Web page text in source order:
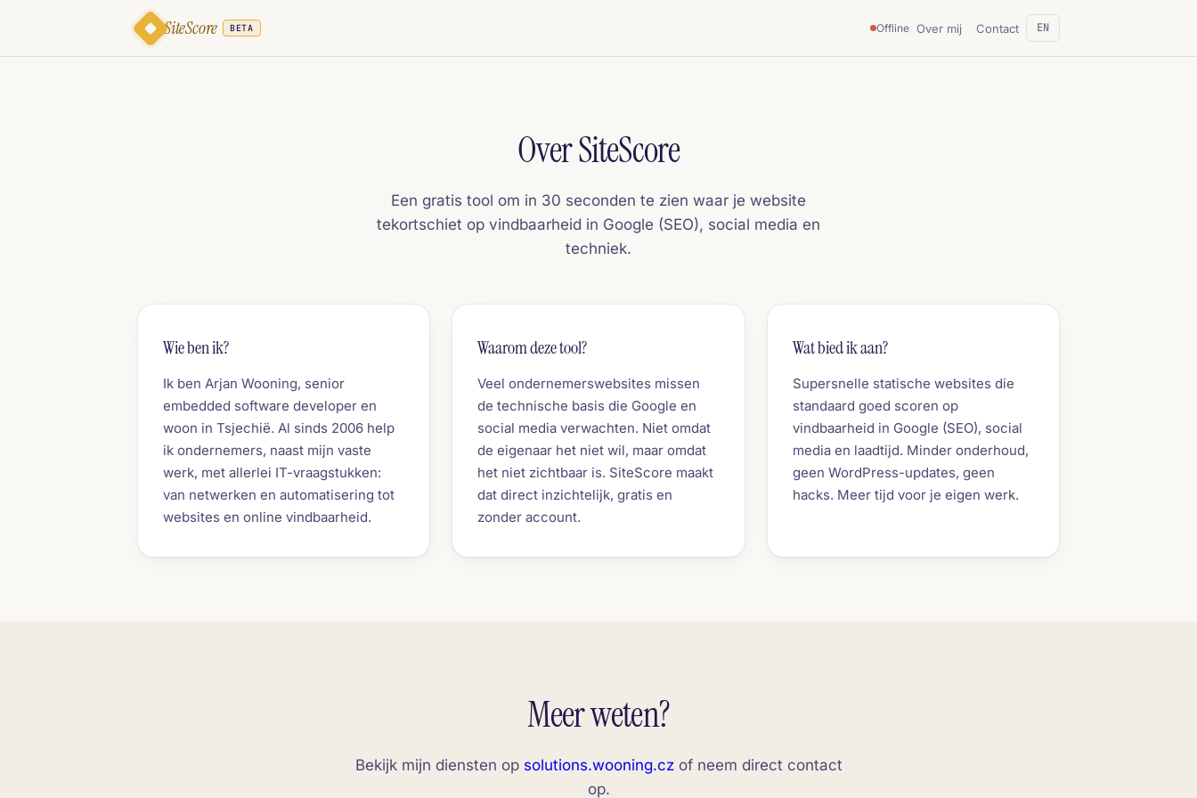
SiteScore BETA Offline Over mij Contact EN
Over SiteScore
Een gratis tool om in 30 seconden te zien waar je website
tekortschiet op vindbaarheid in Google (SEO), social media en
techniek.
Wie ben ik?
Ik ben Arjan Wooning, senior
embedded software developer en
woon in Tsjechië. Al sinds 2006 help
ik ondernemers, naast mijn vaste
werk, met allerlei IT-vraagstukken:
van netwerken en automatisering tot
websites en online vindbaarheid.
Waarom deze tool?
Veel ondernemerswebsites missen
de technische basis die Google en
social media verwachten. Niet omdat
de eigenaar het niet wil, maar omdat
het niet zichtbaar is. SiteScore maakt
dat direct inzichtelijk, gratis en
zonder account.
Wat bied ik aan?
Supersnelle statische websites die
standaard goed scoren op
vindbaarheid in Google (SEO), social
media en laadtijd. Minder onderhoud,
geen WordPress-updates, geen
hacks. Meer tijd voor je eigen werk.
Meer weten?
Bekijk mijn diensten op solutions.wooning.czof neem direct contact
op.